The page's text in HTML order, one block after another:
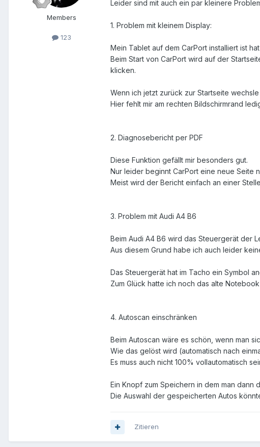
Members
123
Leider sind mit auch ein par kleinere
1. Problem mit kleinem Display:
Mein Tablet auf dem CarPort installiert ist
Beim Start von CarPort wird auf der
klicken.
Wenn ich jetzt zurück zur Startseite
Hier fehlt mir am rechten Bildschirmrand
2. Diagnosebericht per PDF
Diese Funktion gefällt mir besonders gut.
Nur leider beginnt CarPort eine neue Seite
Meist wird der Bericht einfach an einer
3. Problem mit Audi A4 B6
Beim Audi A4 B6 wird das Steuergerät der
Aus diesem Grund habe ich auch leider
Das Steuergerät hat im Tacho ein Symbol
Zum Glück hatte ich noch das alte
4. Autoscan einschränken
Beim Autoscan wäre es schön, wenn man
Wie das gelöst wird (automatisch nach
Es muss auch nicht 100% vollautomatisch
Ein Knopf zum Speichern in dem man
Die Auswahl der gespeicherten Autos
Zitieren